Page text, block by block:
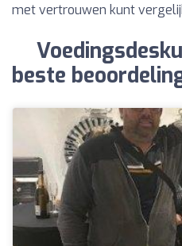
met vertrouwen kunt
beste